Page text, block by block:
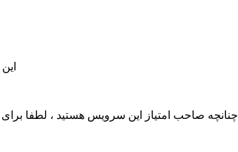
چنانچه صاحب امتیاز این سرویس هستید ، لطفا